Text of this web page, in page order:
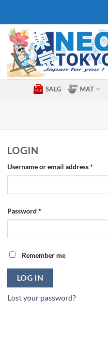
content
SALG MAT
LOGIN
Username or email address*
Password *
Remember me
LOG IN
Lost your password?